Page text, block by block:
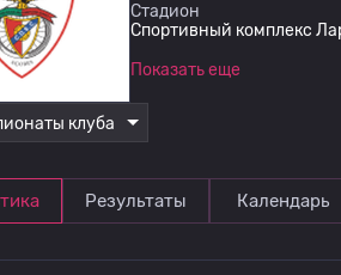
Стадион
Спортивный комплекс
Показать еще
клуба
Результаты Календарь